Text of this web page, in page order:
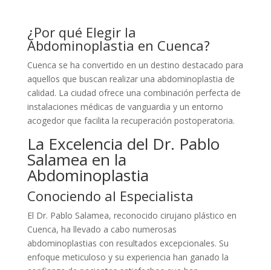
¿Por qué Elegir la
Abdominoplastia en Cuenca?
Cuenca se ha convertido en un destino destacado para
aquellos que buscan realizar una abdominoplastia de
calidad. La ciudad ofrece una combinación perfecta de
instalaciones médicas de vanguardia y un entorno
acogedor que facilita la recuperación postoperatoria.
La Excelencia del Dr. Pablo
Salamea en la
Abdominoplastia
Conociendo al Especialista
El Dr. Pablo Salamea, reconocido cirujano plástico en
Cuenca, ha llevado a cabo numerosas
abdominoplastias con resultados excepcionales. Su
enfoque meticuloso y su experiencia han ganado la